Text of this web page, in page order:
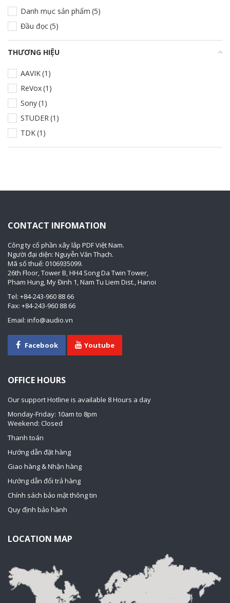
Danh mục sản phẩm (5)
Đầu đọc(5)
THƯƠNG HIỆU
AAVIK(1)
ReVox(1)
Sony(1)
STUDER(1)
TDK(1)
CONTACT INFOMATION
Công ty cổ phần xây lắp PDF Việt Nam.
Người đại diện: Nguyễn Văn Thạch.
Mã số thuế: 0106935099.
26th Floor, Tower B, HH4 Song Da Twin Tower,
Pham Hung, My Đinh 1, Nam Tu Liem Dist., Hanoi
Tel: +84-243-960 88 66
Fax: +84-243-960 88 66
Email: info@audio.vn
Facebook Youtube
OFFICE HOURS
Our support Hotline is available 8 Hours a day
Monday-Friday: 10am to 8pm
Weekend: Closed
Thanh toán
Hướng dẫn đặt hàng
Giao hàng & Nhận hàng
Hướng dẫn đổi trả hàng
Chính sách bảo mật thông tin
Quy định bảo hành
LOCATION MAP